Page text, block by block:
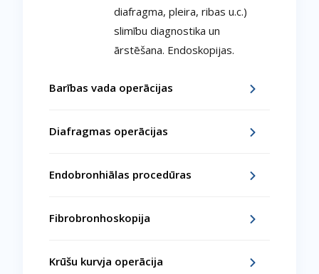
diafragma, pleira, ribas u.c.)
slimību diagnostika un
ārstēšana. Endoskopijas.
Barības vada operācijas
Diafragmas operācijas
Endobronhiālas procedūras
Fibrobronhoskopija
Krūšu kurvja operācija